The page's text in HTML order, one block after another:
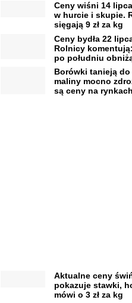
Ceny wiśni 14
w hurcie i skupie.
sięgają 9 zł za kg
Ceny bydła 22
Rolnicy
po południu
Borówki tanieją do
maliny mocno
są ceny na
Aktualne ceny
pokazuje stawki,
mówi o 3 zł za kg